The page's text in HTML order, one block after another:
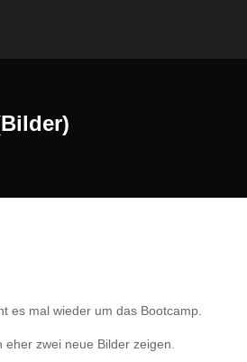
es mal wieder um das Bootcamp.
zwei neue Bilder zeigen.